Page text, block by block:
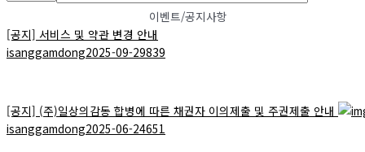
이벤트/공지사항
[공지] 서비스 및 약관 변경 안내
isanggamdong2025-09-29839
[공지] (주)일상의감동 합병에 따른 채권자 이의제출 및 주권제출 안내
isanggamdong2025-06-24651